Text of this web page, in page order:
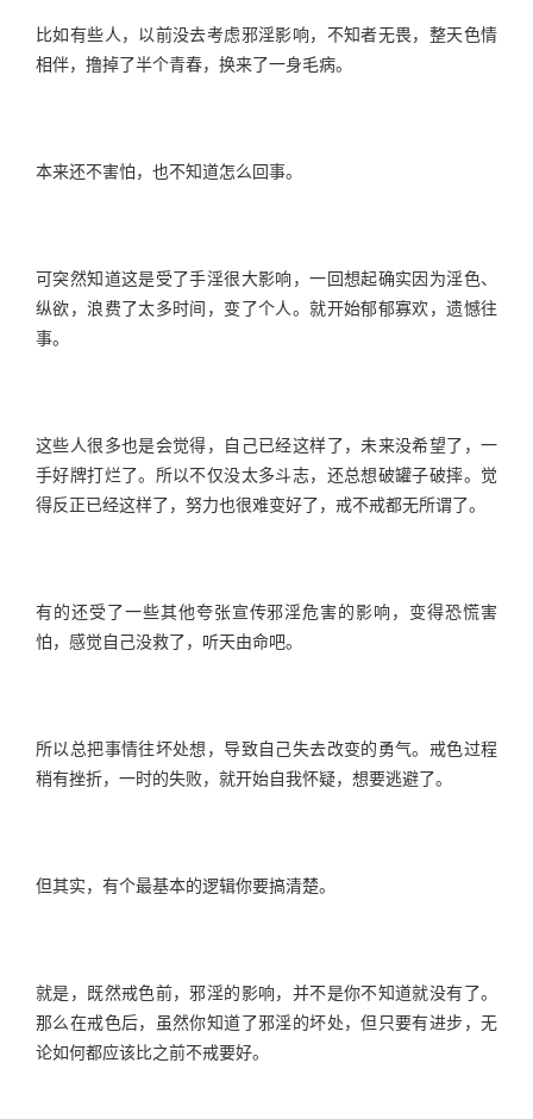
比如有些人，以前没去考虑邪淫影响，不知者无畏，整天色情
相伴，撸掉了半个青春，换来了一身毛病。
本来还不害怕，也不知道怎么回事。
可突然知道这是受了手淫很大影响，一回想起确实因为淫色、
纵欲，浪费了太多时间，变了个人。就开始郁郁寡欢，遗憾往
事。
这些人很多也是会觉得，自己已经这样了，未来没希望了，一
手好牌打烂了。所以不仅没太多斗志，还总想破罐子破摔。觉
得反正已经这样了，努力也很难变好了，戒不戒都无所谓了。
有的还受了一些其他夸张宣传邪淫危害的影响，变得恐慌害
怕，感觉自己没救了，听天由命吧。
所以总把事情往坏处想，导致自己失去改变的勇气。戒色过程
稍有挫折，一时的失败，就开始自我怀疑，想要逃避了。
但其实，有个最基本的逻辑你要搞清楚。
就是，既然戒色前，邪淫的影响，并不是你不知道就没有了。
那么在戒色后，虽然你知道了邪淫的坏处，但只要有进步，无
论如何都应该比之前不戒要好。